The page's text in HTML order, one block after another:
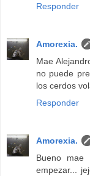
Responder
Amorexia.
Mae
no puede
los cerdos
Responder
Amorexia.
Bueno
empezar...